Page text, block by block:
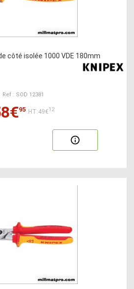
côté isolée 1000 VDE 180mm
Ref : SOD 12381
95 HT:49€12